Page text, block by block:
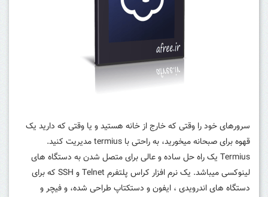
سرورهای خود را وقتی که خارج از خانه هستید و یا وقتی که دارید یک
قهوه برای صبحانه میخورید، به راحتی با termius مدیریت کنید.
Termius یک راه حل ساده و عالی برای متصل شدن به دستگاه های
لینوکسی میباشد. یک نرم افزار کراس پلتفرم Telnet و SSH که برای
دستگاه های اندرویدی ، ایفون و دستکتاپ طراحی شده، و فیچر و